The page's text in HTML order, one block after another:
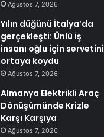
Ağustos 7, 2026
Yılın düğünü İtalya’da
gerçekleşti: Ünlü iş
insanı oğlu için servetini
ortaya koydu
Ağustos 7, 2026
Almanya Elektrikli Araç
Dönüşümünde Krizle
Karşı Karşıya
Ağustos 7, 2026